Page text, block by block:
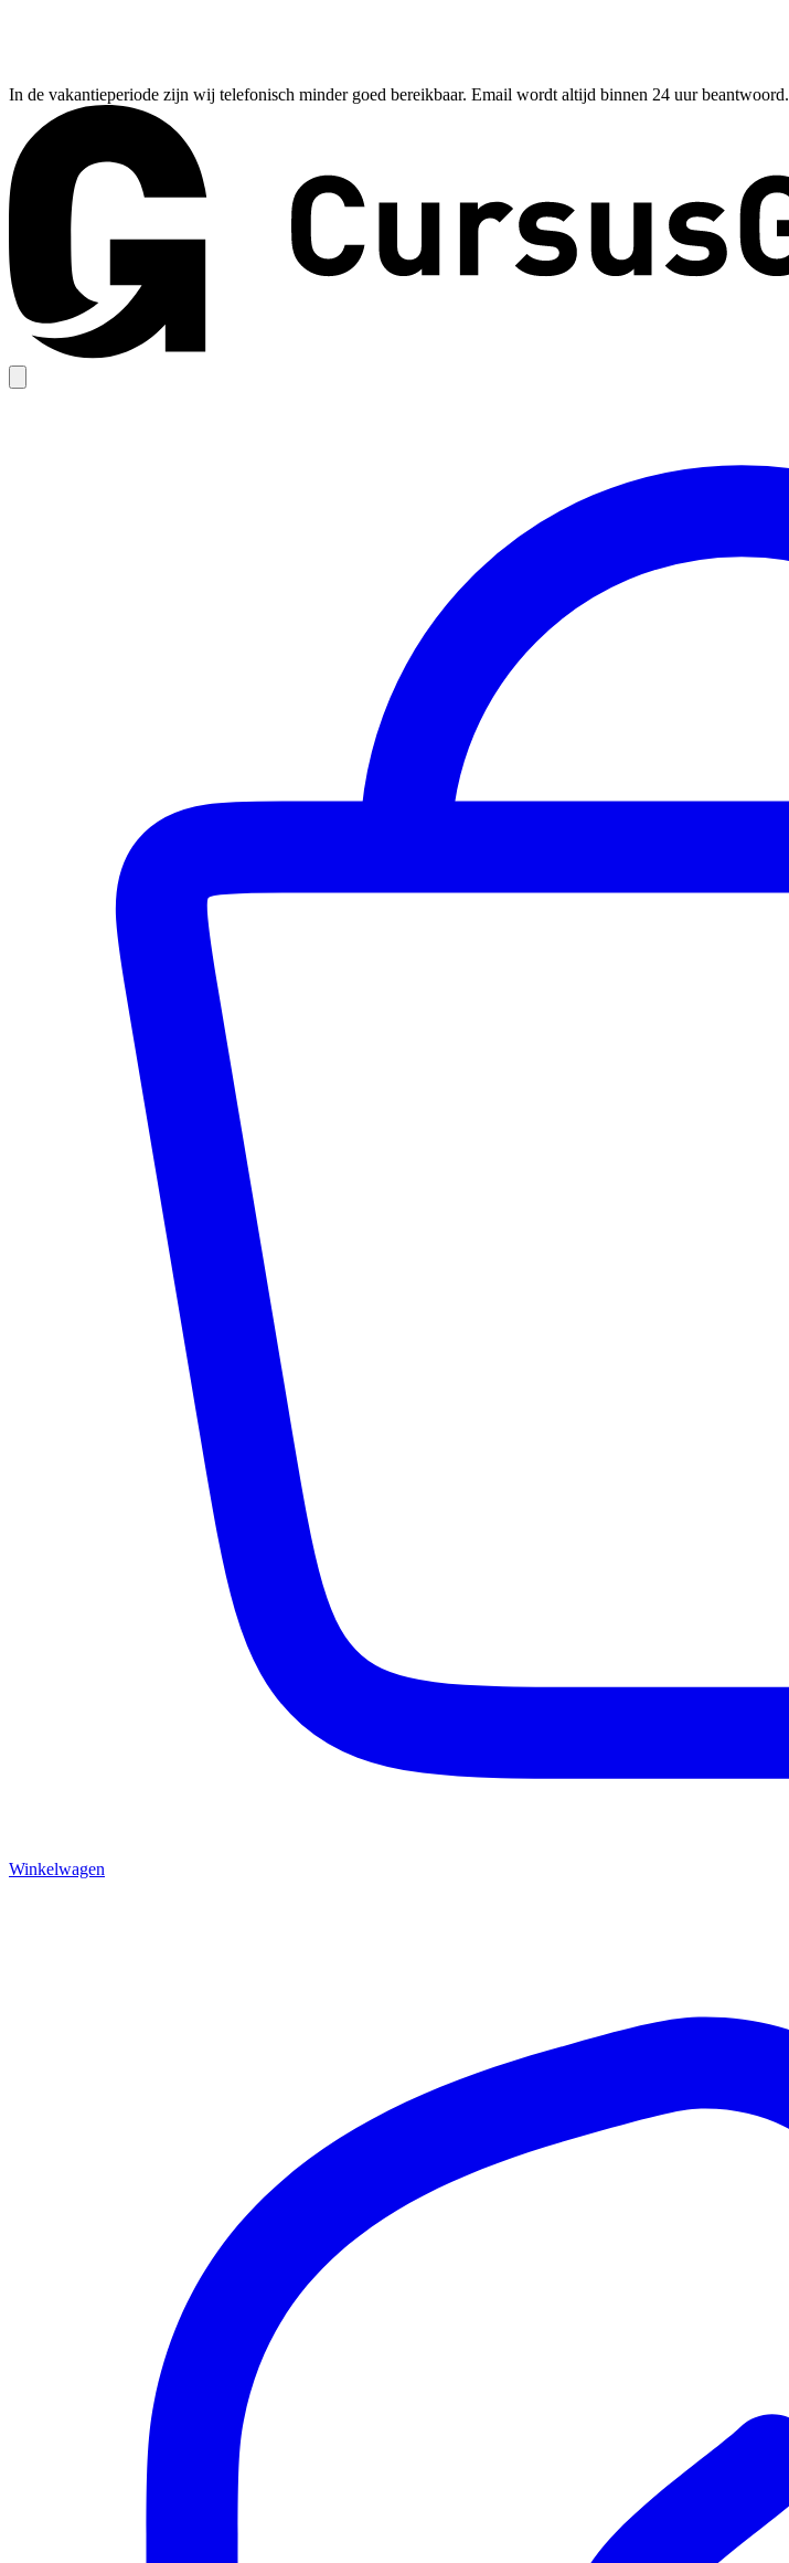
In de vakantieperiode zijn wij telefonisch minder goed bereikbaar. Email wordt altijd binnen 24 uur beantwoord.
Winkelwagen